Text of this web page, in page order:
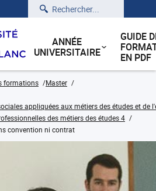
Rechercher
ANNÉE
UNIVERSITAIRE
GUIDE
EN PDF
formations
Master
appliquées aux métiers des études et de
des métiers des études 4
convention ni contrat